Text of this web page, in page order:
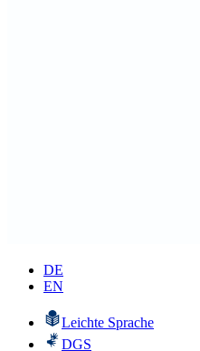
DE
EN
Leichte Sprache
DGS